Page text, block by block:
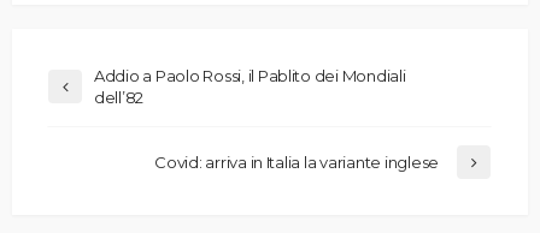
Addio a Paolo Rossi, il Pablito dei Mondiali
dell’82
Covid: arriva in Italia la variante inglese